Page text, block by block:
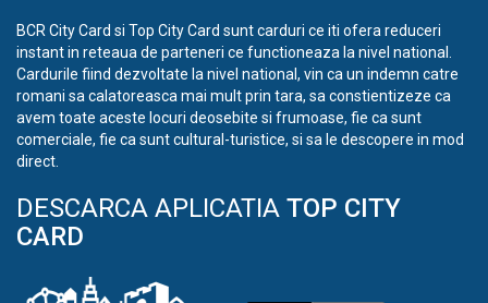
BCR City Card si Top City Card sunt carduri ce iti ofera reduceri
instant in reteaua de parteneri ce functioneaza la nivel national.
Cardurile fiind dezvoltate la nivel national, vin ca un indemn catre
romani sa calatoreasca mai mult prin tara, sa constientizeze ca
avem toate aceste locuri deosebite si frumoase, fie ca sunt
comerciale, fie ca sunt cultural-turistice, si sa le descopere in mod
direct.
DESCARCA APLICATIA TOP CITY
CARD